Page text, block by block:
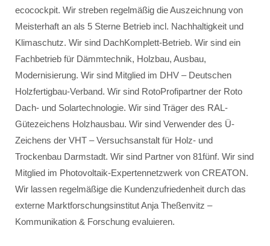
ecocockpit. Wir streben regelmäßig die Auszeichnung von
Meisterhaft an als 5 Sterne Betrieb incl. Nachhaltigkeit und
Klimaschutz. Wir sind DachKomplett-Betrieb. Wir sind ein
Fachbetrieb für Dämmtechnik, Holzbau, Ausbau,
Modernisierung. Wir sind Mitglied im DHV – Deutschen
Holzfertigbau-Verband. Wir sind RotoProfipartner der Roto
Dach- und Solartechnologie. Wir sind Träger des RAL-
Gütezeichens Holzhausbau. Wir sind Verwender des Ü-
Zeichens der VHT – Versuchsanstalt für Holz- und
Trockenbau Darmstadt. Wir sind Partner von 81fünf. Wir sind
Mitglied im Photovoltaik-Expertennetzwerk von CREATON.
Wir lassen regelmäßige die Kundenzufriedenheit durch das
externe Marktforschungsinstitut Anja Theßenvitz –
Kommunikation & Forschung evaluieren.